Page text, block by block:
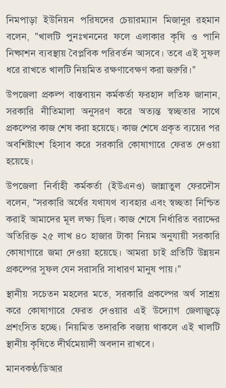
নিমপাড়া ইউনিয়ন পরিষদের চেয়ারম্যান মিজানুর রহমান
বলেন, "খালটি পুনঃখননের ফলে এলাকার কৃষি ও পানি
নিষ্কাশন ব্যবস্থায় বৈপ্লবিক পরিবর্তন আসবে। তবে এই সুফল
ধরে রাখতে খালটি নিয়মিত রক্ষণাবেক্ষণ করা জরুরি।"
উপজেলা প্রকল্প বাস্তবায়ন কর্মকর্তা ফরহাদ লতিফ জানান,
সরকারি নীতিমালা অনুসরণ করে অত্যন্ত স্বচ্ছতার সাথে
প্রকল্পের কাজ শেষ করা হয়েছে। কাজ শেষে প্রকৃত ব্যয়ের পর
অবশিষ্টাংশ হিসাব করে সরকারি কোষাগারে ফেরত দেওয়া
হয়েছে।
উপজেলা নির্বাহী কর্মকর্তা (ইউএনও) জান্নাতুল ফেরদৌস
বলেন, "সরকারি অর্থের যথাযথ ব্যবহার এবং স্বচ্ছতা নিশ্চিত
করাই আমাদের মূল লক্ষ্য ছিল। কাজ শেষে নির্ধারিত বরাদ্দের
অতিরিক্ত ২৫ লাখ ৪০ হাজার টাকা নিয়ম অনুযায়ী সরকারি
কোষাগারে জমা দেওয়া হয়েছে। আমরা চাই প্রতিটি উন্নয়ন
প্রকল্পের সুফল যেন সরাসরি সাধারণ মানুষ পায়।"
স্থানীয় সচেতন মহলের মতে, সরকারি প্রকল্পের অর্থ সাশ্রয়
করে কোষাগারে ফেরত দেওয়ার এই উদ্যোগ জেলাজুড়ে
প্রশংসিত হচ্ছে। নিয়মিত তদারকি বজায় থাকলে এই খালটি
স্থানীয় কৃষিতে দীর্ঘমেয়াদী অবদান রাখবে।
মানবকণ্ঠ/ডিআর